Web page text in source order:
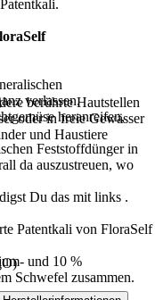
berührte Hautstellen
oder in freie Gewässer
und Haustiere
verlassen.
heranreifen,
Feststoffdünger in
da auszustreuen, wo
Du das mit links .
Patentkali von FloraSelf
und 10 %
Schwefel zusammen.